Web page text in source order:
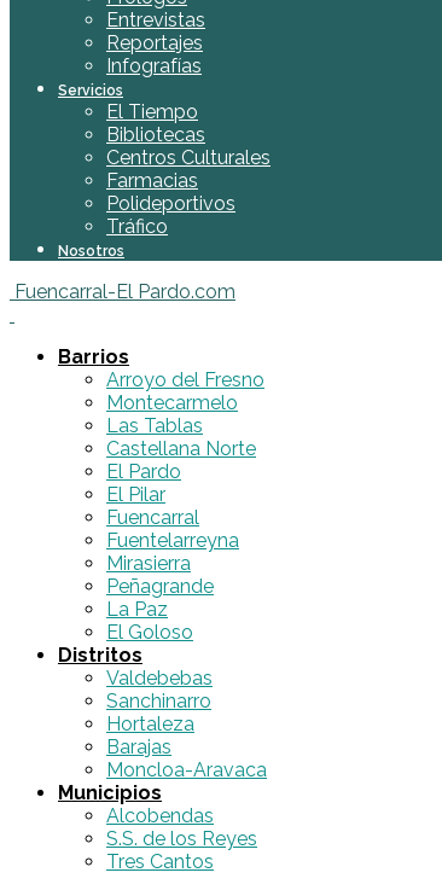
Entrevistas
Reportajes
Infografías
Servicios
El Tiempo
Bibliotecas
Centros Culturales
Farmacias
Polideportivos
Tráfico
Nosotros
Fuencarral-El Pardo.com
Barrios
Arroyo del Fresno
Montecarmelo
Las Tablas
Castellana Norte
El Pardo
El Pilar
Fuencarral
Fuentelarreyna
Mirasierra
Peñagrande
La Paz
El Goloso
Distritos
Valdebebas
Sanchinarro
Hortaleza
Barajas
Moncloa-Aravaca
Municipios
Alcobendas
S.S. de los Reyes
Tres Cantos